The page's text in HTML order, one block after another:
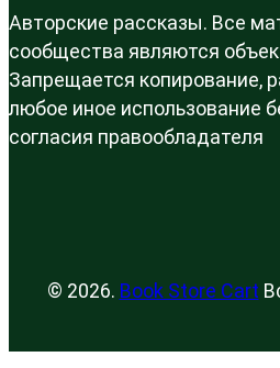
Авторские рассказы. Все
сообщества являются
Запрещается копирование,
любое иное использование
согласия правообладателя
© 2026. Book Store Cart